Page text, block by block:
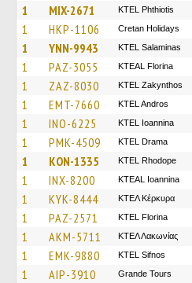
1 MIX-2671 ΚΤΕL Phthiotis
1 HKP-1106 Cretan Holidays
1 YNN-9943 KTEL Salaminas
1 PAZ-3055 KTEAL Florina
1 ZAZ-8030 KTEL Zakynthos
1 EMT-7660 KTEL Andros
1 INO-6225 KTEL Ioannina
1 PMK-4509 KTEL Drama
1 KON-1335 KTEL Rhodope
1 INX-8200 KTEAL Ioannina
1 KYK-8444 ΚΤΕΛ Κέρκυρα
1 PAZ-2571 KTEL Florina
1 AKM-5711 ΚΤΕΛ Λακωνίας
1 EMK-9880 KTEL Sifnos
1 AIP-3910 Grande Tours